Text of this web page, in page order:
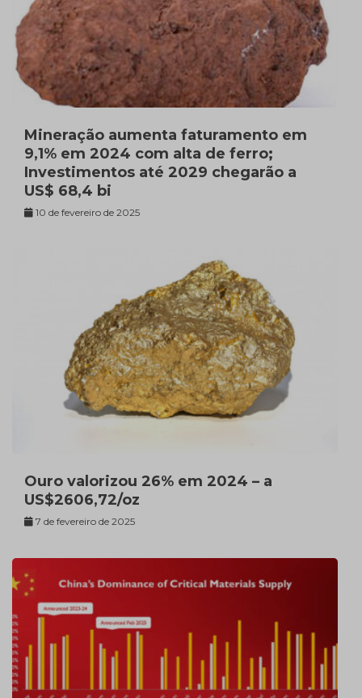
Mineração aumenta faturamento em
9,1% em 2024 com alta de ferro;
Investimentos até 2029 chegarão a
US$ 68,4 bi
10 de fevereiro de 2025
Ouro valorizou 26% em 2024 – a
US$2606,72/oz
7 de fevereiro de 2025